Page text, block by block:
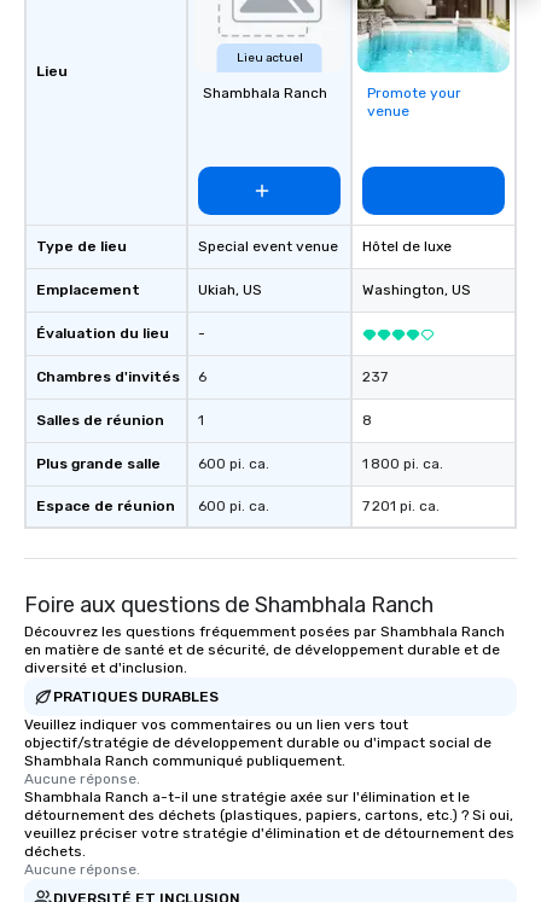
Las Vegas, Chicago, Nashville, and
New Orleans, we combine creativity,
local expertise, and trusted on-the-
ground support to bring each event to
Lieu
Type de lieu
Emplacement
Évaluation du lieu
Chambres d'invités
Salles de réunion
Plus grande salle
Espace de réunion
Lieu actuel
Shambhala Ranch
Special event venue
Ukiah, US
-
6
1
600 pi. ca.
600 pi. ca.
Promote your
venue
Hôtel de luxe
Washington, US
237
8
1 800 pi. ca.
7 201 pi. ca.
Foire aux questions de Shambhala Ranch
Découvrez les questions fréquemment posées par Shambhala Ranch
en matière de santé et de sécurité, de développement durable et de
diversité et d'inclusion.
PRATIQUES DURABLES
Veuillez indiquer vos commentaires ou un lien vers tout
objectif/stratégie de développement durable ou d'impact social de
Shambhala Ranch communiqué publiquement.
Aucune réponse.
Shambhala Ranch a-t-il une stratégie axée sur l'élimination et le
détournement des déchets (plastiques, papiers, cartons, etc.) ? Si oui,
veuillez préciser votre stratégie d'élimination et de détournement des
déchets.
Aucune réponse.
DIVERSITÉ ET INCLUSION